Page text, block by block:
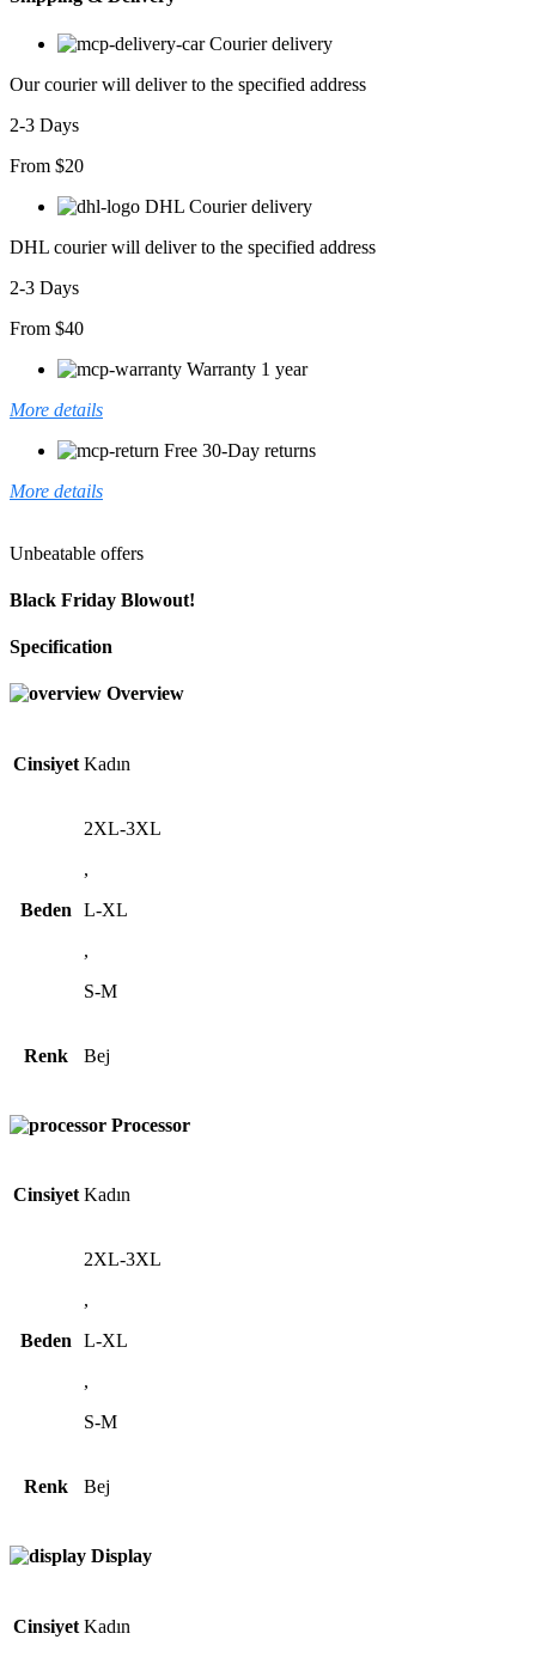
Iki
Bluz
Pantolon
Takım
adet
Courier delivery
Our courier will deliver to the specified address
2-3 Days
From $20
DHL Courier delivery
DHL courier will deliver to the specified address
2-3 Days
From $40
Warranty 1 year
More details
Free 30-Day returns
More details
Unbeatable offers
Black Friday Blowout!
Specification
Overview
Cinsiyet Kadın
Beden
2XL-3XL
,
L-XL
,
S-M
Renk Bej
Processor
Cinsiyet Kadın
Beden
2XL-3XL
,
L-XL
,
S-M
Renk Bej
Display
Cinsiyet Kadın